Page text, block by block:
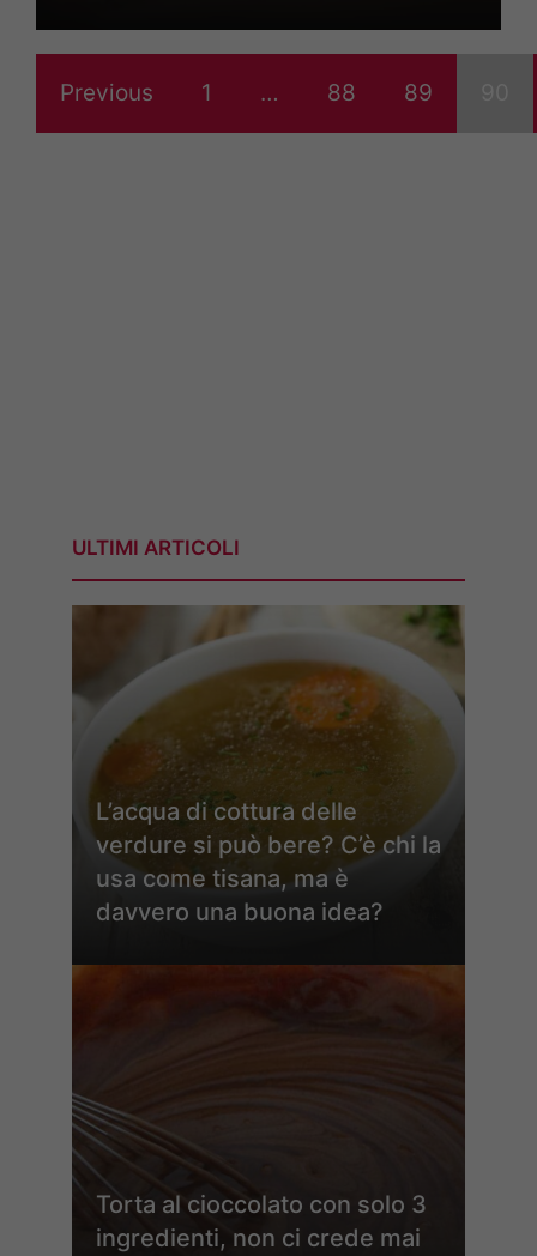
Previous 1 … 88 89
ULTIMI ARTICOLI
L’acqua di cottura delle
verdure si può bere? C’è chi la
usa come tisana, ma è
davvero una buona idea?
Torta al cioccolato con solo 3
ingredienti, non ci crede mai